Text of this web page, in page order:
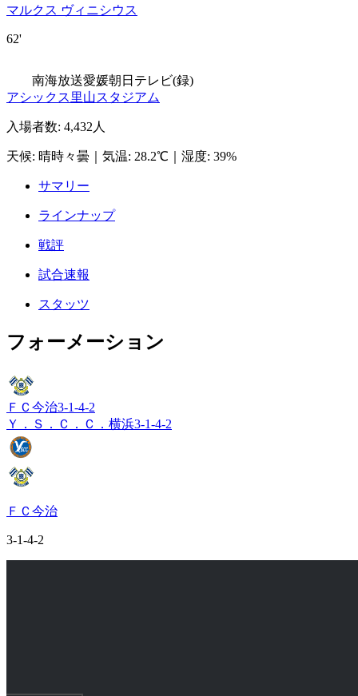
マルクス ヴィニシウス
62'
南海放送愛媛朝日テレビ(録)
アシックス里山スタジアム
入場者数: 4,432人
天候: 晴時々曇 気温: 28.2℃ 湿度: 39%
サマリー
ラインナップ
戦評
試合速報
スタッツ
フォーメーション
ＦＣ今治3-1-4-2
Ｙ．Ｓ．Ｃ．Ｃ．横浜3-1-4-2
ＦＣ今治
3-1-4-2